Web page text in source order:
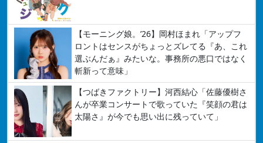
【モーニング娘。’26】岡村ほまれ「アップフ
ロントはセンスがちょっとズレてる『あ、これ
選ぶんだぁ』みたいな。事務所の悪口ではなく
斬新って意味」
【つばきファクトリー】河西結心「佐藤優樹さ
んが卒業コンサートで歌っていた『笑顔の君は
太陽さ』が今でも思い出に残っていて」